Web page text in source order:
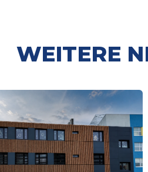
WEITERE